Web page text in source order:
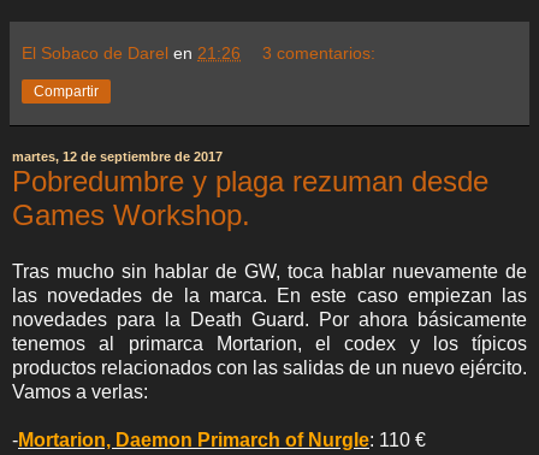
El Sobaco de Darel en 21:26 3 comentarios:
Compartir
martes, 12 de septiembre de 2017
Pobredumbre y plaga rezuman desde
Games Workshop.
Tras mucho sin hablar de GW, toca hablar nuevamente de
las novedades de la marca. En este caso empiezan las
novedades para la Death Guard. Por ahora básicamente
tenemos al primarca Mortarion, el codex y los típicos
productos relacionados con las salidas de un nuevo ejército.
Vamos a verlas:
-Mortarion, Daemon Primarch of Nurgle: 110 €